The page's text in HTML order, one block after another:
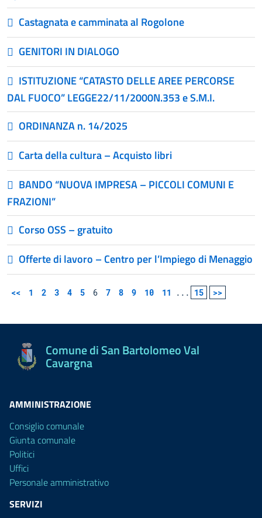
Castagnata e camminata al Rogolone
GENITORI IN DIALOGO
ISTITUZIONE “CATASTO DELLE AREE PERCORSE
DAL FUOCO” LEGGE22/11/2000N.353 e S.M.I.
ORDINANZA n. 14/2025
Carta della cultura – Acquisto libri
BANDO “NUOVA IMPRESA – PICCOLI COMUNI E
FRAZIONI”
Corso OSS – gratuito
Offerte di lavoro – Centro per l’Impiego di Menaggio
<< 1 2 3 4 5 6 7 8 9 10 11 ... 15 >>
Comune di San Bartolomeo Val
Cavargna
AMMINISTRAZIONE
Consiglio comunale
Giunta comunale
Politici
Uffici
Personale amministrativo
SERVIZI